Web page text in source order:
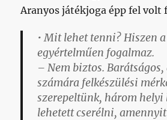
Aranyos játékjoga épp fel volt
• Mit lehet tenni? Hiszen
egyértelműen fogalmaz.
– Nem biztos. Barátságos,
számára felkészülési
szerepeltünk, három
lehetett cserélni,